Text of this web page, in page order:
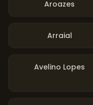
Aroazes
Arraial
Avelino Lopes